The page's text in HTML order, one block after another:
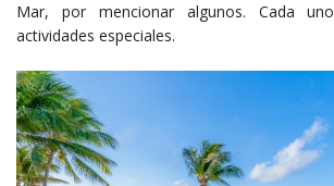
Mar, por mencionar algunos. Cada
actividades especiales.